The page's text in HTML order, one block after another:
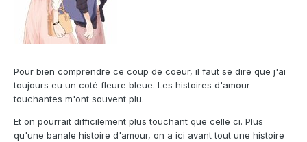
Pour bien comprendre ce coup de coeur, il faut se dire que j'ai
toujours eu un coté fleure bleue. Les histoires d'amour
touchantes m'ont souvent plu.
Et on pourrait difficilement plus touchant que celle ci. Plus
qu'une banale histoire d'amour, on a ici avant tout une histoire